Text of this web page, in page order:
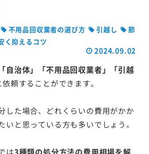
不用品回収業者の選び方 引越し
節
く抑えるコツ
2024.09.02
「自治体」「不用品回収業者」「引越
頼することができます。
した場合、どれくらいの費用がかか
いと思っている方も多いでしょう。
は3種類の処分方法の費用相場を解